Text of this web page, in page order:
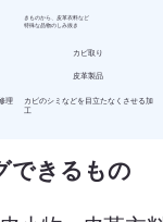
きものから、皮革衣料など
特殊な品物のしみ抜き
理
皮革製品
カビのシミなどを目立たなくさせる加
工
カビ取り
できるもの